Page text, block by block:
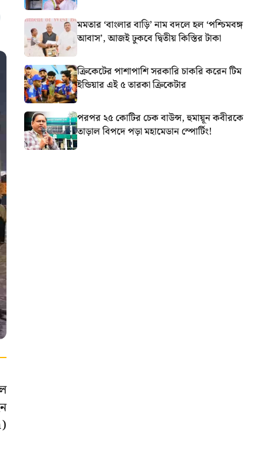
মমতার ‘বাংলার বাড়ি’ নাম বদলে হল ‘পশ্চিমবঙ্গ
আবাস’, আজই ঢুকবে দ্বিতীয় কিস্তির টাকা
ক্রিকেটের পাশাপাশি সরকারি চাকরি করেন টিম
ইন্ডিয়ার এই ৫ তারকা ক্রিকেটার
পরপর ২৫ কোটির চেক বাউন্স, হুমায়ূন কবীরকে
তাড়াল বিপদে পড়া মহামেডান স্পোর্টিং!